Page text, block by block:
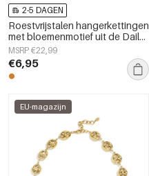
2-5 DAGEN
Roestvrijstalen hangerkettingen
met bloemenmotief uit de Daily
Simple-serie voor dames.
MSRP €22,99
€6,95
EU-magazijn